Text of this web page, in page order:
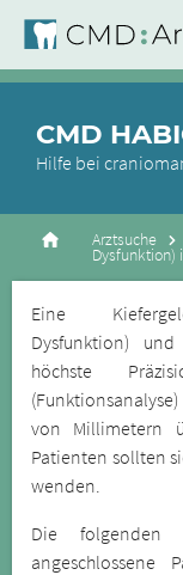
CMD
Hilfe bei
Arztsuche
Dysfunktion)
Eine
Dysfunktion)
höchste
von Millimetern
Patienten sollten
wenden.
Die folgenden
angeschlossene